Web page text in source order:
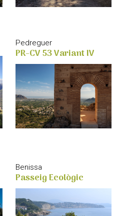
Pedreguer
PR-CV 53 Variant IV
Benissa
Passeig Ecològic